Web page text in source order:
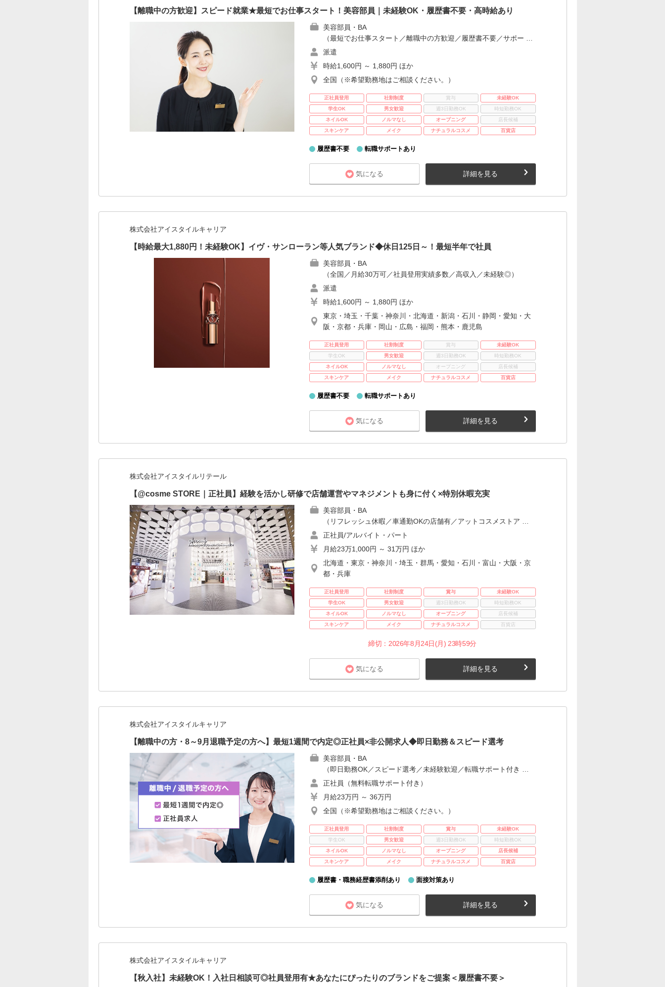
【離職中の方歓迎】スピード就業★最短でお仕事スタート！美容部員｜未経験OK・履歴書不要・高時給あり
美容部員・BA
（最短でお仕事スタート／離職中の方歓迎／履歴書不要／サポー …
派遣
時給1,600円 ～ 1,880円 ほか
全国（※希望勤務地はご相談ください。）
正社員登用 社割制度 賞与
未経験OK
学生OK
男女歓迎 週3日勤務OK
時短勤務OK
ネイルOK
ノルマなし オープニング
店長候補
スキンケア
メイク ナチュラルコスメ 百貨店
履歴書不要 転職サポートあり
気になる 詳細を見る
株式会社アイスタイルキャリア
【時給最大1,880円！未経験OK】イヴ・サンローラン等人気ブランド◆休日125日～！最短半年で社員
美容部員・BA
（全国／月給30万可／社員登用実績多数／高収入／未経験◎）
派遣
時給1,600円 ～ 1,880円 ほか
東京・埼玉・千葉・神奈川・北海道・新潟・石川・静岡・愛知・大
阪・京都・兵庫・岡山・広島・福岡・熊本・鹿児島
正社員登用 社割制度 賞与
未経験OK
学生OK
男女歓迎 週3日勤務OK
時短勤務OK
ネイルOK
ノルマなし オープニング
店長候補
スキンケア
メイク ナチュラルコスメ 百貨店
履歴書不要 転職サポートあり
気になる 詳細を見る
株式会社アイスタイルリテール
【@cosme STORE｜正社員】経験を活かし研修で店舗運営やマネジメントも身に付く×特別休暇充実
美容部員・BA
（リフレッシュ休暇／車通勤OKの店舗有／アットコスメストア …
正社員/アルバイト・パート
月給23万1,000円 ～ 31万円 ほか
北海道・東京・神奈川・埼玉・群馬・愛知・石川・富山・大阪・京
都・兵庫
正社員登用 社割制度 賞与
未経験OK
学生OK
男女歓迎 週3日勤務OK
時短勤務OK
ネイルOK
ノルマなし オープニング
店長候補
スキンケア
メイク ナチュラルコスメ 百貨店
締切：2026年8月24日(月) 23時59分
気になる 詳細を見る
株式会社アイスタイルキャリア
【離職中の方・8～9月退職予定の方へ】最短1週間で内定◎正社員×非公開求人◆即日勤務＆スピード選考
美容部員・BA
（即日勤務OK／スピード選考／未経験歓迎／転職サポート付き …
正社員（無料転職サポート付き）
月給23万円 ～ 36万円
全国（※希望勤務地はご相談ください。）
正社員登用 社割制度 賞与
未経験OK
学生OK
男女歓迎 週3日勤務OK
時短勤務OK
ネイルOK
ノルマなし オープニング
店長候補
スキンケア
メイク ナチュラルコスメ 百貨店
履歴書・職務経歴書添削あり 面接対策あり
気になる 詳細を見る
株式会社アイスタイルキャリア
【秋入社】未経験OK！入社日相談可◎社員登用有★あなたにぴったりのブランドをご提案＜履歴書不要＞